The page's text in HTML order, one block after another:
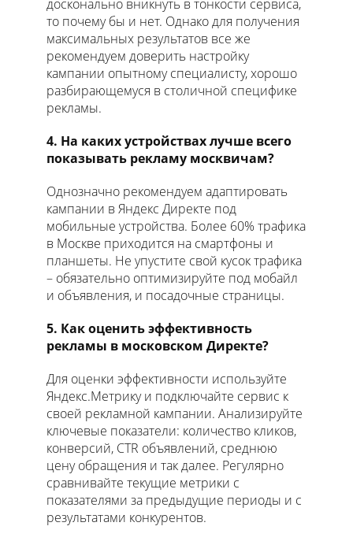
досконально вникнуть в тонкости сервиса,
то почему бы и нет. Однако для получения
максимальных результатов все же
рекомендуем доверить настройку
кампании опытному специалисту, хорошо
разбирающемуся в столичной специфике
рекламы.
4. На каких устройствах лучше всего
показывать рекламу москвичам?
Однозначно рекомендуем адаптировать
кампании в Яндекс Директе под
мобильные устройства. Более 60% трафика
в Москве приходится на смартфоны и
планшеты. Не упустите свой кусок трафика
– обязательно оптимизируйте под мобайл
и объявления, и посадочные страницы.
5. Как оценить эффективность
рекламы в московском Директе?
Для оценки эффективности используйте
Яндекс.Метрику и подключайте сервис к
своей рекламной кампании. Анализируйте
ключевые показатели: количество кликов,
конверсий, CTR объявлений, среднюю
цену обращения и так далее. Регулярно
сравнивайте текущие метрики с
показателями за предыдущие периоды и с
результатами конкурентов.